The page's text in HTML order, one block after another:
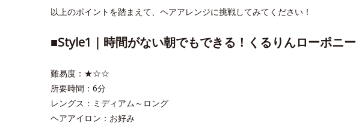
以上のポイントを踏まえて、ヘアアレンジに挑戦してみてください！
■Style1｜時間がない朝でもできる！くるりんローポニー
難易度：★☆☆
所要時間：6分
レングス：ミディアム～ロング
ヘアアイロン：お好み